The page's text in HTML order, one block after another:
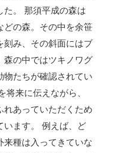
た。 那須平成の森は
どの森。その中を余笹
刻み、その斜面にはブ
森の中ではツキノワグ
物たちが確認されてい
将来に伝えながら、
れあっていただくため
います。 例えば、ど
来種は入ってきていな